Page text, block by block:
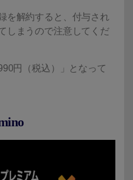
を解約すると、付与され
しまうので注意してくだ
円（税込）」となって